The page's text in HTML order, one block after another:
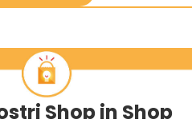
Shop in Shop